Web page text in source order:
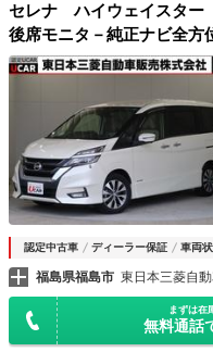
セレナ ハイウェイスタ
後席モニタ－純正ナビ全
報 プロパイロット レー
イドリングストップ Ｂｌ
ドア ３列シート８人乗り
認定中古車 ディーラー保証 車両
福島県福島市 東日本三菱自
まずは在
無料通話